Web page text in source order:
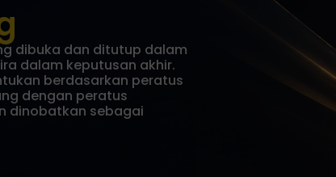
dibuka dan ditutup dalam
dalam keputusan akhir.
berdasarkan peratus
dengan peratus
dinobatkan sebagai